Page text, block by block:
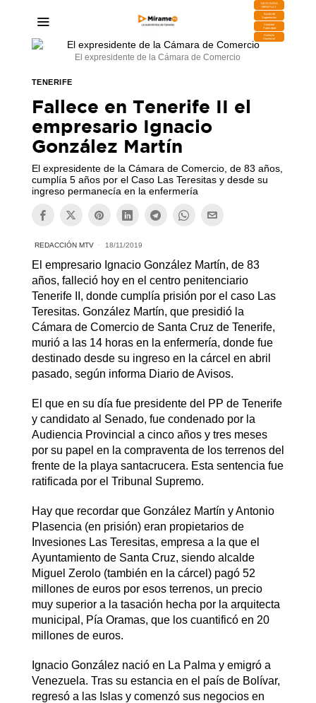
DESCARGA
MIRAPLAY
Buzón de
Sugerencias
Contratar
Publicidad
Contacto
Comercial
El expresidente de la Cámara de Comercio
TENERIFE
Fallece en Tenerife II el
empresario Ignacio
González Martín
El expresidente de la Cámara de Comercio, de 83 años,
cumplía 5 años por el Caso Las Teresitas y desde su
ingreso permanecía en la enfermería
REDACCIÓN MTV 18/11/2019
El empresario Ignacio González Martín, de 83
años, falleció hoy en el centro penitenciario
Tenerife II, donde cumplía prisión por el caso Las
Teresitas. González Martín, que presidió la
Cámara de Comercio de Santa Cruz de Tenerife,
murió a las 14 horas en la enfermería, donde fue
destinado desde su ingreso en la cárcel en abril
pasado, según informa Diario de Avisos.
El que en su día fue presidente del PP de Tenerife
y candidato al Senado, fue condenado por la
Audiencia Provincial a cinco años y tres meses
por su papel en la compraventa de los terrenos del
frente de la playa santacrucera. Esta sentencia fue
ratificada por el Tribunal Supremo.
Hay que recordar que González Martín y Antonio
Plasencia (en prisión) eran propietarios de
Invesiones Las Teresitas, empresa a la que el
Ayuntamiento de Santa Cruz, siendo alcalde
Miguel Zerolo (también en la cárcel) pagó 52
millones de euros por esos terrenos, un precio
muy superior a la tasación hecha por la arquitecta
municipal, Pía Oramas, que los cuantificó en 20
millones de euros.
Ignacio González nació en La Palma y emigró a
Venezuela. Tras su estancia en el país de Bolívar,
regresó a las Islas y comenzó sus negocios en